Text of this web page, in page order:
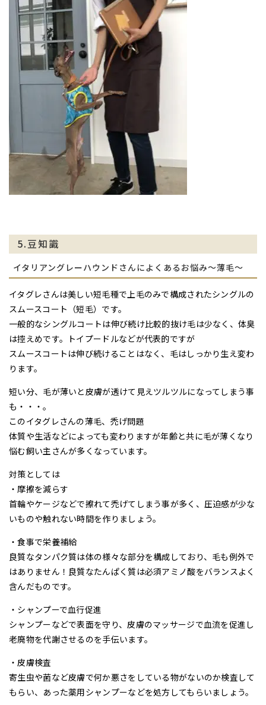
5.豆知識
イタリアングレーハウンドさんによくあるお悩み～薄毛～
イタグレさんは美しい短毛種で上毛のみで構成されたシングルの
スムースコート（短毛）です。
一般的なシングルコートは伸び続け比較的抜け毛は少なく、体臭
は控えめです。トイプードルなどが代表的ですが
スムースコートは伸び続けることはなく、毛はしっかり生え変わ
ります。
短い分、毛が薄いと皮膚が透けて見えツルツルになってしまう事
も・・・。
このイタグレさんの薄毛、禿げ問題
体質や生活などによっても変わりますが年齢と共に毛が薄くなり
悩む飼い主さんが多くなっています。
対策としては
・摩擦を減らす
首輪やケージなどで擦れて禿げてしまう事が多く、圧迫感が少な
いものや触れない時間を作りましょう。
・食事で栄養補給
良質なタンパク質は体の様々な部分を構成しており、毛も例外で
はありません！良質なたんぱく質は必須アミノ酸をバランスよく
含んだものです。
・シャンプーで血行促進
シャンプーなどで表面を守り、皮膚のマッサージで血流を促進し
老廃物を代謝させるのを手伝います。
・皮膚検査
寄生虫や菌など皮膚で何か悪さをしている物がないのか検査して
もらい、あった薬用シャンプーなどを処方してもらいましょう。